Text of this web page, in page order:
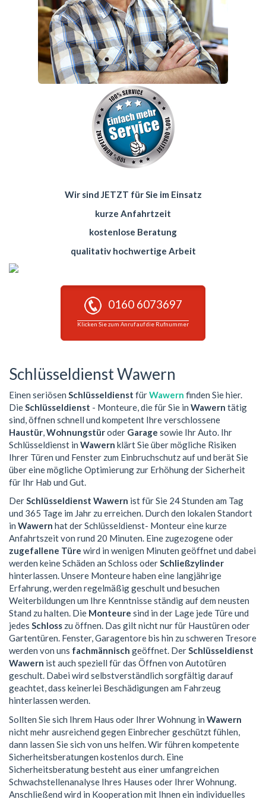
Wir sind JETZT für Sie im Einsatz
kurze Anfahrtzeit
kostenlose Beratung
qualitativ hochwertige Arbeit
0160 6073697
Klicken Sie zum Anruf auf die Rufnummer
Schlüsseldienst Wawern
Einen seriösen Schlüsseldienst fürWawern finden Sie hier.
DieSchlüsseldienst - Monteure, die für Sie in Wawern tätig
sind, öffnen schnell und kompetent Ihre verschlossene
Haustür,Wohnungstüroder Garage sowie Ihr Auto. Ihr
Schlüsseldienst in Wawern klärt Sie über mögliche Risiken
Ihrer Türen und Fenster zum Einbruchschutz auf und berät Sie
über eine mögliche Optimierung zur Erhöhung der Sicherheit
für Ihr Hab und Gut.
DerSchlüsseldienst Wawern ist für Sie 24 Stunden am Tag
und 365 Tage im Jahr zu erreichen. Durch den lokalen Standort
in Wawern hat der Schlüsseldienst- Monteur eine kurze
Anfahrtszeit von rund 20 Minuten. Eine zugezogene oder
zugefallene Türe wird in wenigen Minuten geöffnet und dabei
werden keine Schäden an Schloss oderSchließzylinder
hinterlassen. Unsere Monteure haben eine langjährige
Erfahrung, werden regelmäßig geschult und besuchen
Weiterbildungen um Ihre Kenntnisse ständig auf dem neusten
Stand zu halten. Die Monteure sind in der Lage jede Türe und
jedes Schloss zu öffnen. Das gilt nicht nur für Haustüren oder
Gartentüren. Fenster, Garagentore bis hin zu schweren Tresore
werden von uns fachmännisch geöffnet. DerSchlüsseldienst
Wawern ist auch speziell für das Öffnen von Autotüren
geschult. Dabei wird selbstverständlich sorgfältig darauf
geachtet, dass keinerlei Beschädigungen am Fahrzeug
hinterlassen werden.
Sollten Sie sich Ihrem Haus oder Ihrer Wohnung in Wawern
nicht mehr ausreichend gegen Einbrecher geschützt fühlen,
dann lassen Sie sich von uns helfen. Wir führen kompetente
Sicherheitsberatungen kostenlos durch. Eine
Sicherheitsberatung besteht aus einer umfangreichen
Schwachstellenanalyse Ihres Hauses oder Ihrer Wohnung.
Anschließend wird in Kooperation mit Ihnen ein individuelles